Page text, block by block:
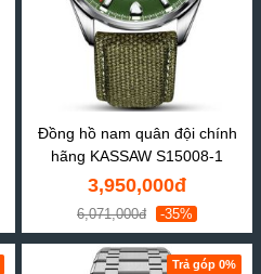
Đồng hồ nam quân đội chính
hãng KASSAW S15008-1
3,950,000đ
6,071,000đ -35%
Trả góp 0%